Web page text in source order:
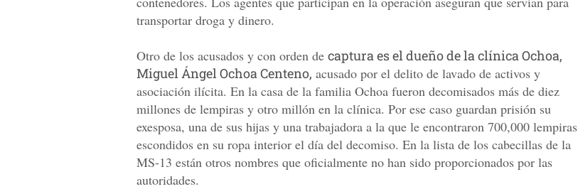
transportar droga y dinero.
Otro de los acusados y con orden de captura es el dueño de la clínica Ochoa,
Miguel Ángel Ochoa Centeno, acusado por el delito de lavado de activos y
asociación ilícita. En la casa de la familia Ochoa fueron decomisados más de diez
millones de lempiras y otro millón en la clínica. Por ese caso guardan prisión su
exesposa, una de sus hijas y una trabajadora a la que le encontraron 700,000 lempiras
escondidos en su ropa interior el día del decomiso. En la lista de los cabecillas de la
MS-13 están otros nombres que oficialmente no han sido proporcionados por las
autoridades.